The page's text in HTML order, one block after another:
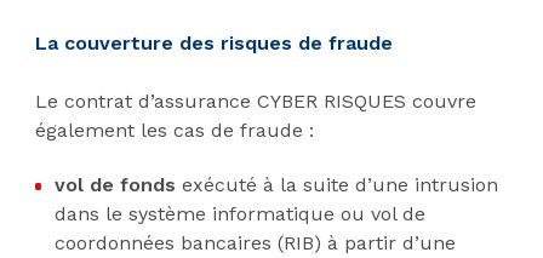
La couverture des risques de fraude
Le contrat d’assurance CYBER RISQUES couvre
également les cas de fraude :
vol de fonds exécuté à la suite d’une intrusion
dans le système informatique ou vol de
coordonnées bancaires (RIB) à partir d’une